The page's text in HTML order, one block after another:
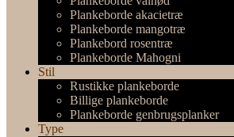
Plankeborde akacietræ
Plankeborde mangotræ
Plankebord rosentræ
Plankeborde Mahogni
Stil
Rustikke plankeborde
Billige plankeborde
Plankeborde genbrugsplanker
Type